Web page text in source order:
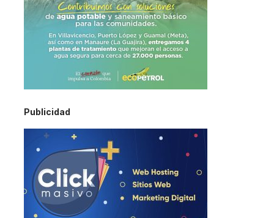
Publicidad